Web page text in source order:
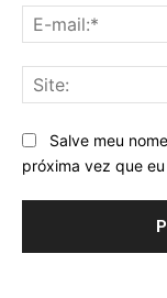
Salve meu
próxima vez que